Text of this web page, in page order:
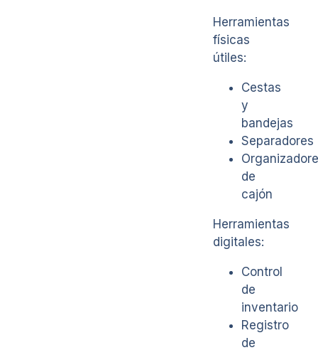
Herramientas
físicas
útiles:
Cestas
y
bandejas
Separadores
de
cajón
Herramientas
digitales:
Control
de
inventario
Registro
de